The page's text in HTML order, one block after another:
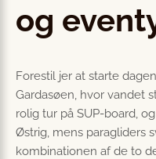
og
Forestil jer at starte
Gardasøen, hvor vandet
rolig tur på SUP-board,
Østrig, mens paragliders
kombinationen af de to